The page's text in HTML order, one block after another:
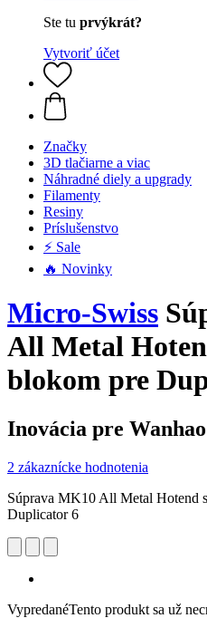
Ste tu prvýkrát?
Vytvoriť účet
Značky
3D tlačiarne a viac
Náhradné diely a upgrady
Filamenty
Resiny
Príslušenstvo
⚡ Sale
🔥 Novinky
Micro-Swiss
All Metal
blokom pre
Inovácia pre
2 zákaznícke hodnotenia
Súprava MK10 All Metal Hotend
Duplicator 6
VypredanéTento produkt sa už